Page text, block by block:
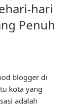
hari
Penuh
blogger di
kota yang
adalah